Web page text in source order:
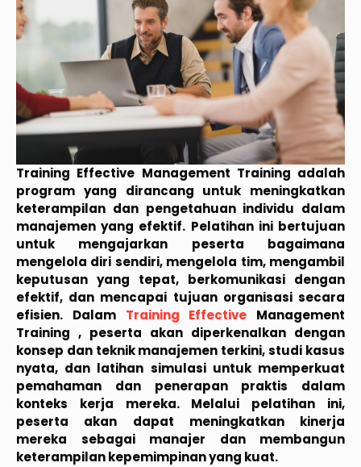
Training Effective Management Training adalah
program yang dirancang untuk meningkatkan
keterampilan dan pengetahuan individu dalam
manajemen yang efektif. Pelatihan ini bertujuan
untuk mengajarkan peserta bagaimana
mengelola diri sendiri, mengelola tim, mengambil
keputusan yang tepat, berkomunikasi dengan
efektif, dan mencapai tujuan organisasi secara
efisien. Dalam Training Effective Management
Training , peserta akan diperkenalkan dengan
konsep dan teknik manajemen terkini, studi kasus
nyata, dan latihan simulasi untuk memperkuat
pemahaman dan penerapan praktis dalam
konteks kerja mereka. Melalui pelatihan ini,
peserta akan dapat meningkatkan kinerja
mereka sebagai manajer dan membangun
keterampilan kepemimpinan yang kuat.